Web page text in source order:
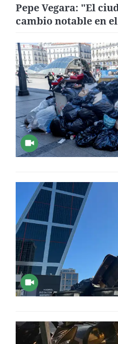
Pepe Vegara: "El
cambio notable en